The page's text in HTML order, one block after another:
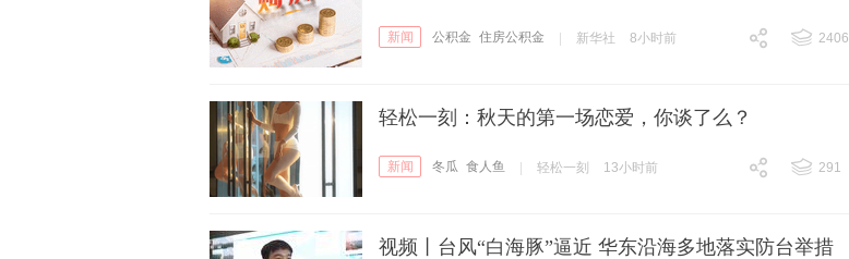
新闻 公积金 住房公积金 新华社 8小时前
2406
轻松一刻：秋天的第一场恋爱，你谈了么？
新闻 冬瓜 食人鱼 轻松一刻 13小时前
291
视频丨台风“白海豚”逼近 华东沿海多地落实防台举措